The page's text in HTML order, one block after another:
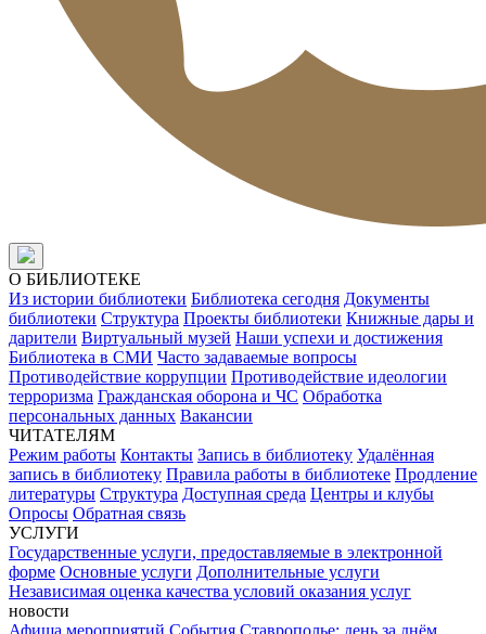
О БИБЛИОТЕКЕ
Из истории библиотеки Библиотека сегодня Документы
библиотеки Структура Проекты библиотеки Книжные дары и
дарители Виртуальный музей Наши успехи и достижения
Библиотека в СМИ Часто задаваемые вопросы
Противодействие коррупции Противодействие идеологии
терроризма Гражданская оборона и ЧС Обработка
персональных данных Вакансии
ЧИТАТЕЛЯМ
Режим работы Контакты Запись в библиотеку Удалённая
запись в библиотеку Правила работы в библиотеке Продление
литературы Структура Доступная среда Центры и клубы
Опросы Обратная связь
УСЛУГИ
Государственные услуги, предоставляемые в электронной
форме Основные услуги Дополнительные услуги
Независимая оценка качества условий оказания услуг
новости
Афиша мероприятий События Ставрополье: день за днём